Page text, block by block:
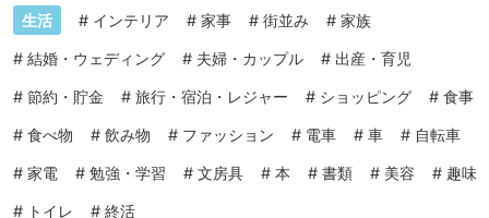
生活 # インテリア # 家事 # 街並み # 家族
# 結婚・ウェディング # 夫婦・カップル # 出産・育児
# 節約・貯金 # 旅行・宿泊・レジャー # ショッピング # 食事
# 食べ物 # 飲み物 # ファッション # 電車 # 車 # 自転車
# 家電 # 勉強・学習 # 文房具 # 本 # 書類 # 美容 # 趣味
# トイレ # 終活